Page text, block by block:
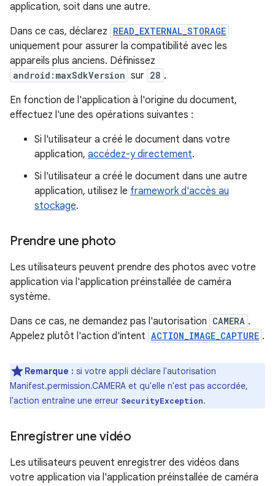
application, soit dans une autre.
Dans ce cas, déclarez READ_EXTERNAL_STORAGE
uniquement pour assurer la compatibilité avec les
appareils plus anciens. Définissez
android:maxSdkVersion sur 28 .
En fonction de l'application à l'origine du document,
effectuez l'une des opérations suivantes :
Si l'utilisateur a créé le document dans votre
application, accédez-y directement.
Si l'utilisateur a créé le document dans une autre
application, utilisez le framework d'accès au
stockage.
Prendre une photo
Les utilisateurs peuvent prendre des photos avec votre
application via l'application préinstallée de caméra
système.
Dans ce cas, ne demandez pas l'autorisation CAMERA .
Appelez plutôt l'action d'intent ACTION_IMAGE_CAPTURE .
Remarque : si votre appli déclare l'autorisation
Manifest.permission.CAMERA et qu'elle n'est pas accordée,
l'action entraîne une erreur SecurityException.
Enregistrer une vidéo
Les utilisateurs peuvent enregistrer des vidéos dans
votre application via l'application préinstallée de caméra